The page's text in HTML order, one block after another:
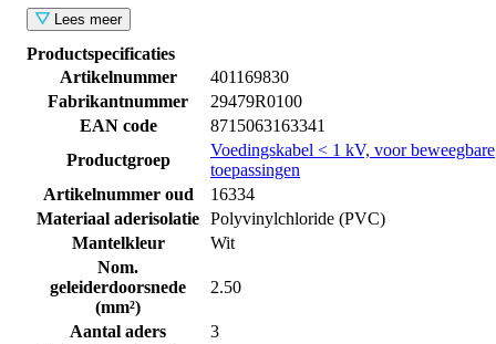
Lees meer
Productspecificaties
Artikelnummer
401169830
Fabrikantnummer
29479R0100
EAN code
8715063163341
Productgroep
Voedingskabel < 1 kV, voor beweegbare
toepassingen
Artikelnummer oud
16334
Materiaal aderisolatie Polyvinylchloride (PVC)
Mantelkleur
Wit
Nom.
geleiderdoorsnede
(mm²)
2.50
Aantal aders
3